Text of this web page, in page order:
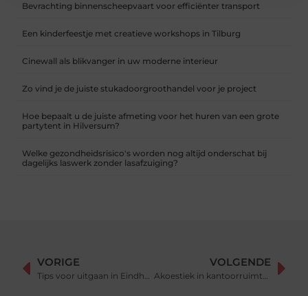
Bevrachting binnenscheepvaart voor efficiënter transport
Een kinderfeestje met creatieve workshops in Tilburg
Cinewall als blikvanger in uw moderne interieur
Zo vind je de juiste stukadoorgroothandel voor je project
Hoe bepaalt u de juiste afmeting voor het huren van een grote
partytent in Hilversum?
Welke gezondheidsrisico's worden nog altijd onderschat bij
dagelijks laswerk zonder lasafzuiging?
VORIGE
Tips voor uitgaan in Eindhoven
VOLGENDE
Akoestiek in kantoorruimtes: stijlvol en duurzaam met PET-vilt